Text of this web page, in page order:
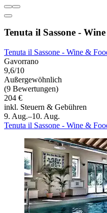
Tenuta il Sassone -
Tenuta il Sassone - Wine &
Gavorrano
9,6/10
Außergewöhnlich
(9 Bewertungen)
204 €
inkl. Steuern & Gebühren
9. Aug.–10. Aug.
Tenuta il Sassone - Wine &